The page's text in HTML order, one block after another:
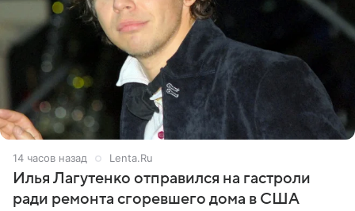
14 часов назад Lenta.Ru
Илья Лагутенко отправился на гастроли
ради ремонта сгоревшего дома в США